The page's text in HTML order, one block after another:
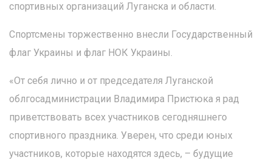
спортивных организаций Луганска и области.
Спортсмены торжественно внесли Государственный
флаг Украины и флаг НОК Украины.
«От себя лично и от председателя Луганской
облгосадминистрации Владимира Пристюка я рад
приветствовать всех участников сегодняшнего
спортивного праздника. Уверен, что среди юных
участников, которые находятся здесь, – будущие